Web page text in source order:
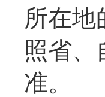
所在地
照省、
准。